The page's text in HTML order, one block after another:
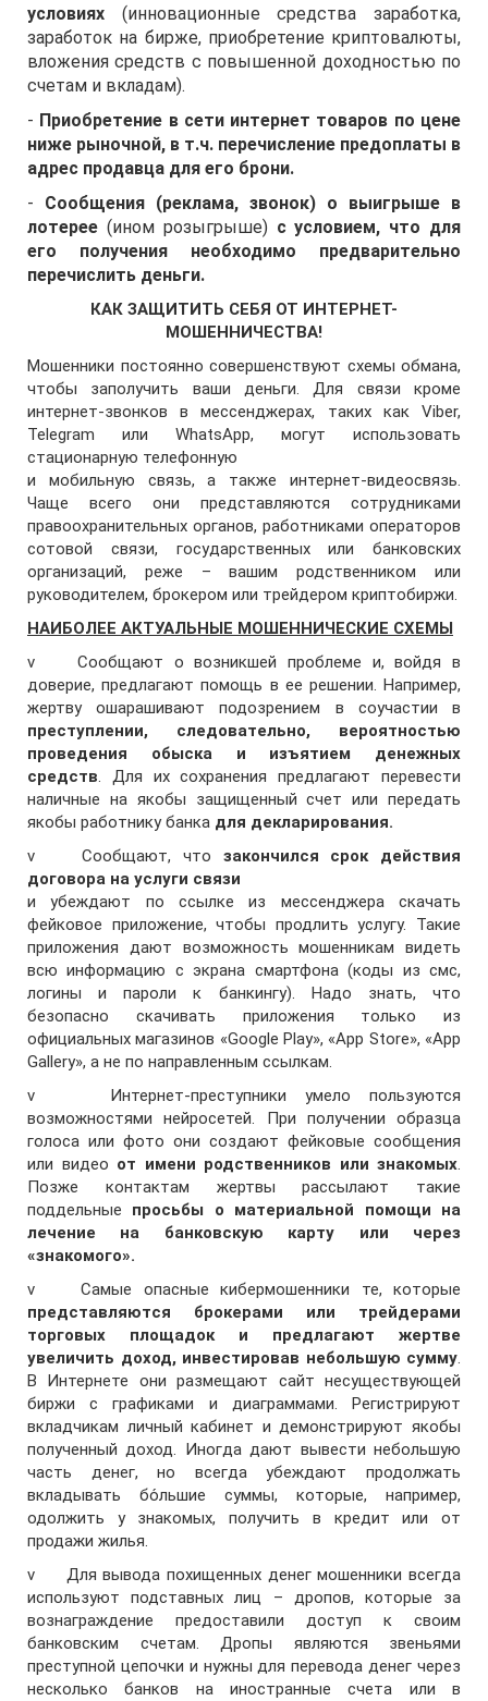
условиях (инновационные средства заработка,
заработок на бирже, приобретение криптовалюты,
вложения средств с повышенной доходностью по
счетам и вкладам).
- Приобретение в сети интернет товаров по цене
ниже рыночной, в т.ч. перечисление предоплаты в
адрес продавца для его брони.
- Сообщения (реклама, звонок) о выигрыше в
лотерее (ином розыгрыше)с условием, что для
его получения необходимо предварительно
перечислить деньги.
КАК ЗАЩИТИТЬ СЕБЯ ОТ ИНТЕРНЕТ-
МОШЕННИЧЕСТВА!
Мошенники постоянно совершенствуют схемы обмана,
чтобы заполучить ваши деньги. Для связи кроме
интернет-звонков в мессенджерах, таких как Viber,
Telegram или WhatsApp, могут использовать
стационарную телефонную
и мобильную связь, а также интернет-видеосвязь.
Чаще всего они представляются сотрудниками
правоохранительных органов, работниками операторов
сотовой связи, государственных или банковских
организаций, реже – вашим родственником или
руководителем, брокером или трейдером криптобиржи.
НАИБОЛЕЕ АКТУАЛЬНЫЕ МОШЕННИЧЕСКИЕ СХЕМЫ
v Сообщают о возникшей проблеме и, войдя в
доверие, предлагают помощь в ее решении. Например,
жертву ошарашивают подозрением в соучастии в
преступлении, следовательно, вероятностью
проведения обыска и изъятием денежных
средств. Для их сохранения предлагают перевести
наличные на якобы защищенный счет или передать
якобы работнику банка для декларирования.
v Сообщают, что закончился срок действия
договора на услуги связи
и убеждают по ссылке из мессенджера скачать
фейковое приложение, чтобы продлить услугу. Такие
приложения дают возможность мошенникам видеть
всю информацию с экрана смартфона (коды из смс,
логины и пароли к банкингу). Надо знать, что
безопасно скачивать приложения только из
официальных магазинов «Google Play», «App Store», «App
Gallery», а не по направленным ссылкам.
v Интернет-преступники умело пользуются
возможностями нейросетей. При получении образца
голоса или фото они создают фейковые сообщения
или видео от имени родственников или знакомых.
Позже контактам жертвы рассылают такие
поддельные просьбы о материальной помощи на
лечение на банковскую карту или через
«знакомого».
v Самые опасные кибермошенники те, которые
представляются брокерами или трейдерами
торговых площадок и предлагают жертве
увеличить доход, инвестировав небольшую сумму.
В Интернете они размещают сайт несуществующей
биржи с графиками и диаграммами. Регистрируют
вкладчикам личный кабинет и демонстрируют якобы
полученный доход. Иногда дают вывести небольшую
часть денег, но всегда убеждают продолжать
вкладывать бо́льшие суммы, которые, например,
одолжить у знакомых, получить в кредит или от
продажи жилья.
v Для вывода похищенных денег мошенники всегда
используют подставных лиц – дропов, которые за
вознаграждение предоставили доступ к своим
банковским счетам. Дропы являются звеньями
преступной цепочки и нужны для перевода денег через
несколько банков на иностранные счета или в